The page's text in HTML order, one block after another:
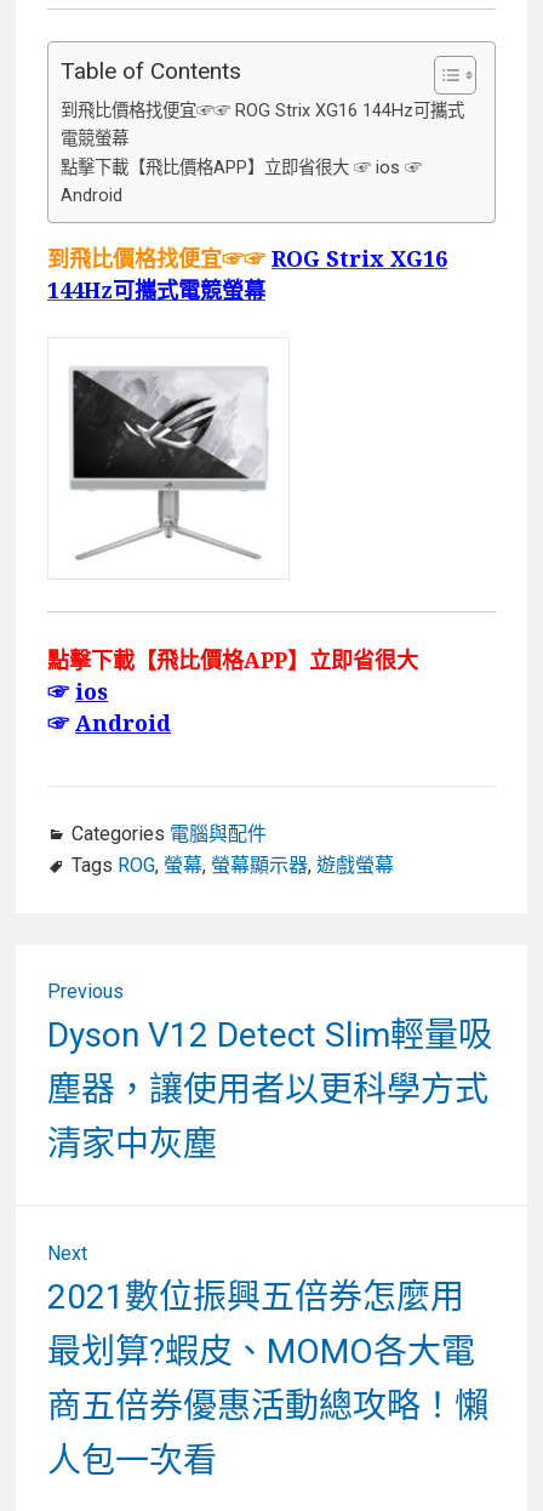
Table of Contents
到飛比價格找便宜☞☞ ROG Strix XG16 144Hz可攜式
電競螢幕
點擊下載【飛比價格APP】立即省很大 ☞ ios ☞
Android
到飛比價格找便宜☞☞ ROG Strix XG16
144Hz可攜式電競螢幕
點擊下載【飛比價格APP】立即省很大
☞ios
☞Android
Categories 電腦與配件
Tags ROG, 螢幕, 螢幕顯示器, 遊戲螢幕
Previous
Previous
post:
Dyson V12 Detect Slim輕量吸
塵器，讓使用者以更科學方式
清家中灰塵
Next
Next
post:
2021數位振興五倍券怎麼用
最划算?蝦皮、MOMO各大電
商五倍券優惠活動總攻略！懶
人包一次看